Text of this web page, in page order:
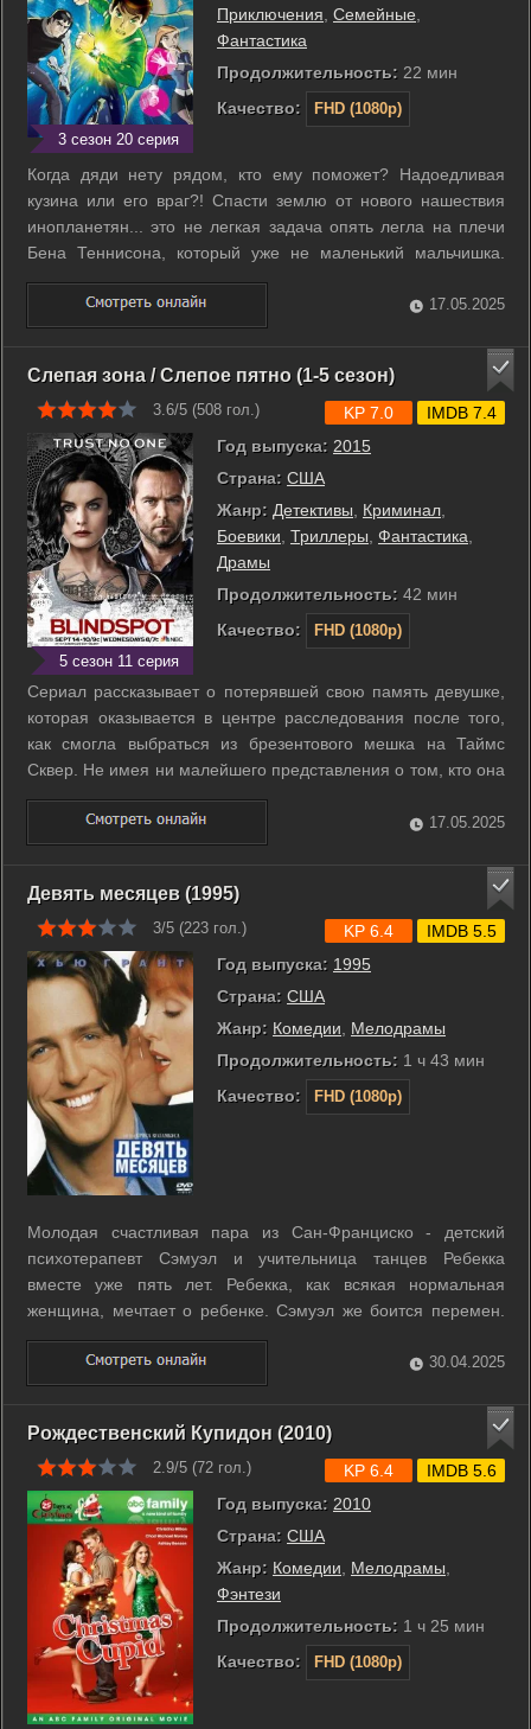
3 сезон 20 серия
Приключения Семейные
Фантастика
Продолжительность: 22 мин
Качество:
FHD (1080p)
Когда дяди нету рядом, кто ему поможет? Надоедливая
кузина или его враг?! Спасти землю от нового нашествия
инопланетян... это не легкая задача опять легла на плечи
Бена Теннисона, который уже не маленький мальчишка.
Омнитрикс, с новыми ДНК-инопланетян позволяет
превращаться в 10 инопланетных супер-героев. Каждый из
этой десятки обладает уникальной ...
17.05.2025
Слепая зона / Слепое пятно (1-5 сезон)
3.6/5 (508 гол.)
5 сезон 11 серия
Год выпуска: 2015
Страна: США
Жанр: Детективы, Криминал,
Боевики, Триллеры, Фантастика,
Драмы
Продолжительность: 42 мин
Качество:
FHD (1080p)
KP 7.0 IMDB 7.4
Сериал рассказывает о потерявшей свою память девушке,
которая оказывается в центре расследования после того,
как смогла выбраться из брезентового мешка на Таймс
Сквер. Не имея ни малейшего представления о том, кто она
такая, девушка не знает, что обозначают многочисленные
загадочные татуировки, которыми покрыто все ее тело.
Когда выясняется, что ...
17.05.2025
Девять месяцев (1995)
3/5 (223 гол.)
Год выпуска: 1995
Страна: США
Жанр: Комедии
Мелодрамы
Продолжительность: 1 ч 43 мин
Качество:
FHD (1080p)
KP 6.4 IMDB 5.5
Молодая счастливая пара из Сан-Франциско - детский
психотерапевт Сэмуэл и учительница танцев Ребекка
вместе уже пять лет. Ребекка, как всякая нормальная
женщина, мечтает о ребенке. Сэмуэл же боится перемен.
Начинается отсчет девяти месяцев беременности. r r Друг
Сэмуэля, художник-неудачник, расстался с своей любимой,
потому что не хотел иметь ...
30.04.2025
Рождественский Купидон (2010)
2.9/5 (72 гол.)
Год выпуска: 2010
Страна: США
Жанр: Комедии, Мелодрамы,
Фэнтези
Продолжительность: 1 ч 25 мин
Качество:
FHD (1080p)
KP 6.4 IMDB 5.6